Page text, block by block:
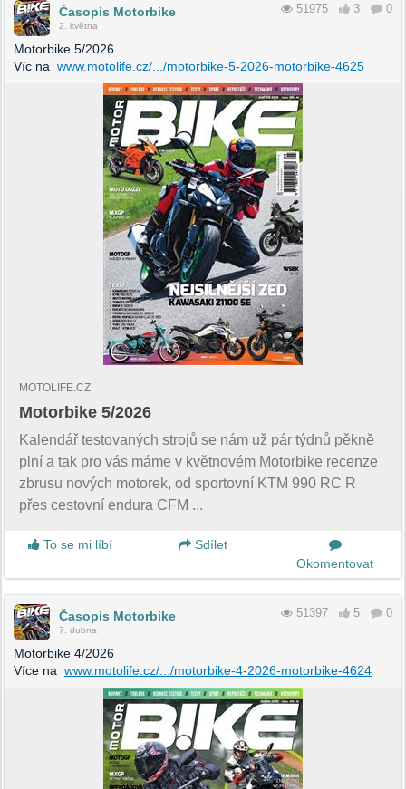
Časopis Motorbike
2. května
51975 3 0
Motorbike 5/2026
Víc na www.motolife.cz/.../motorbike-5-2026-motorbike-4625
MOTOLIFE.CZ
Motorbike 5/2026
Kalendář testovaných strojů se nám už pár týdnů pěkně
plní a tak pro vás máme v květnovém Motorbike recenze
zbrusu nových motorek, od sportovní KTM 990 RC R
přes cestovní endura CFM ...
To se mi líbí
Sdílet
Okomentovat
Časopis Motorbike
7. dubna
51397 5 0
Motorbike 4/2026
Více na www.motolife.cz/.../motorbike-4-2026-motorbike-4624